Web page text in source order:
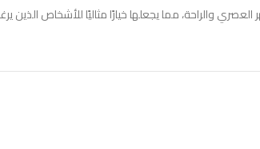
والراحة، مما يجعلها خيارًا مثاليًا للأشخاص الذين